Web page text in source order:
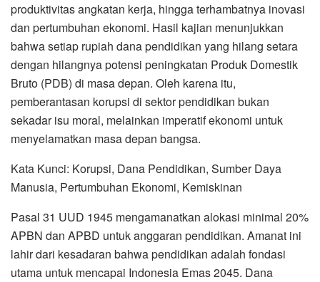
produktivitas angkatan kerja, hingga terhambatnya inovasi
dan pertumbuhan ekonomi. Hasil kajian menunjukkan
bahwa setiap rupiah dana pendidikan yang hilang setara
dengan hilangnya potensi peningkatan Produk Domestik
Bruto (PDB) di masa depan. Oleh karena itu,
pemberantasan korupsi di sektor pendidikan bukan
sekadar isu moral, melainkan imperatif ekonomi untuk
menyelamatkan masa depan bangsa.
Kata Kunci: Korupsi, Dana Pendidikan, Sumber Daya
Manusia, Pertumbuhan Ekonomi, Kemiskinan
Pasal 31 UUD 1945 mengamanatkan alokasi minimal 20%
APBN dan APBD untuk anggaran pendidikan. Amanat ini
lahir dari kesadaran bahwa pendidikan adalah fondasi
utama untuk mencapai Indonesia Emas 2045. Dana